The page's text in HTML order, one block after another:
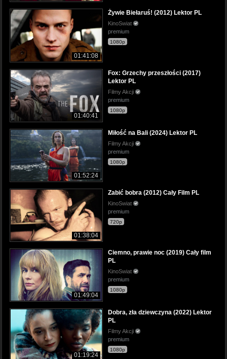
01:41:08
Żywie Biełaruś! (2012) Lektor PL
KinoSwiat
premium
1080p
01:40:41
Fox: Grzechy przeszłości (2017)
Lektor PL
Filmy Akcji
premium
1080p
01:52:24
Miłość na Bali (2024) Lektor PL
Filmy Akcji
premium
1080p
01:38:04
Zabić bobra (2012) Cały Film PL
KinoSwiat
premium
720p
01:49:04
Ciemno, prawie noc (2019) Cały film
PL
KinoSwiat
premium
1080p
01:19:24
Dobra, zła dziewczyna (2022) Lektor
PL
Filmy Akcji
premium
1080p